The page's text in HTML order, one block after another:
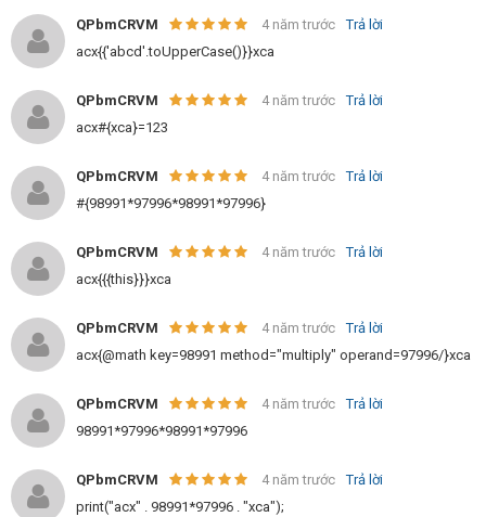
QPbmCRVM 4 năm trước
Trả lời
acx{{'abcd'.toUpperCase()}}xca
QPbmCRVM 4 năm trước
Trả lời
acx#{xca}=123
QPbmCRVM 4 năm trước
Trả lời
#{98991*97996*98991*97996}
QPbmCRVM 4 năm trước
Trả lời
acx{{{this}}}xca
QPbmCRVM 4 năm trước
Trả lời
acx{@math key=98991 method="multiply" operand=97996/}xca
QPbmCRVM 4 năm trước
Trả lời
98991*97996*98991*97996
QPbmCRVM 4 năm trước
Trả lời
print("acx" . 98991*97996 . "xca");